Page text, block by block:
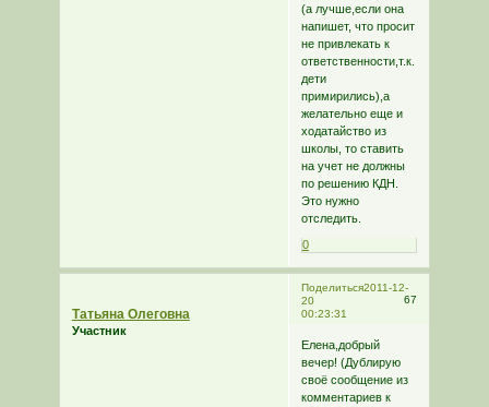
(а лучше,если она
напишет, что просит
не привлекать к
ответственности,т.к.
дети
примирились),а
желательно еще и
ходатайство из
школы, то ставить
на учет не должны
по решению КДН.
Это нужно
отследить.
0
Поделиться
67
2011-12-
20
00:23:31
Татьяна Олеговна
Участник
Елена,добрый
вечер! (Дублирую
своё сообщение из
комментариев к